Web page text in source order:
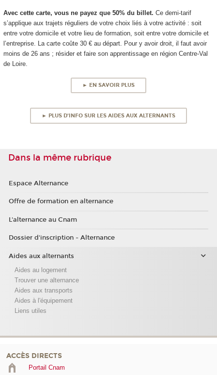
Avec cette carte, vous ne payez que 50% du billet. Ce demi-tarif
s’applique aux trajets réguliers de votre choix liés à votre activité : soit
entre votre domicile et votre lieu de formation, soit entre votre domicile et
l’entreprise. La carte coûte 30 € au départ. Pour y avoir droit, il faut avoir
moins de 26 ans ; résider et faire son apprentissage en région Centre-Val
de Loire.
► EN SAVOIR PLUS
► PLUS D'INFO SUR LES AIDES AUX ALTERNANTS
Dans la même rubrique
Espace Alternance
Offre de formation en alternance
L'alternance au Cnam
Dossier d'inscription - Alternance
Aides aux alternants
Aides au logement
Trouver une alternance
Aides aux transports
Aides à l'équipement
Liens utiles
ACCÈS DIRECTS
Portail Cnam